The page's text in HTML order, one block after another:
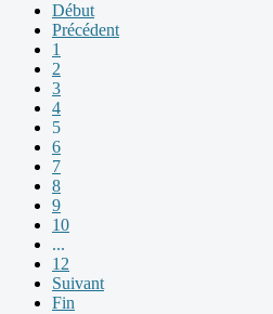
Début
Précédent
1
2
3
4
5
6
7
8
9
10
...
12
Suivant
Fin